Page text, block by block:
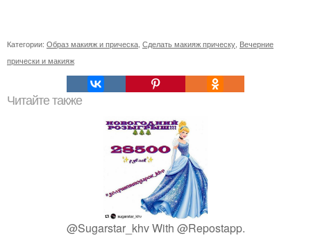
Категории: Образ макияж и прическа Сделать макияж прическу Вечерние
прически и макияж
Читайте также
@Sugarstar_khv With @Repostapp.